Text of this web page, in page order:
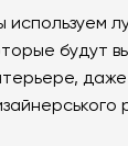
используем
будут